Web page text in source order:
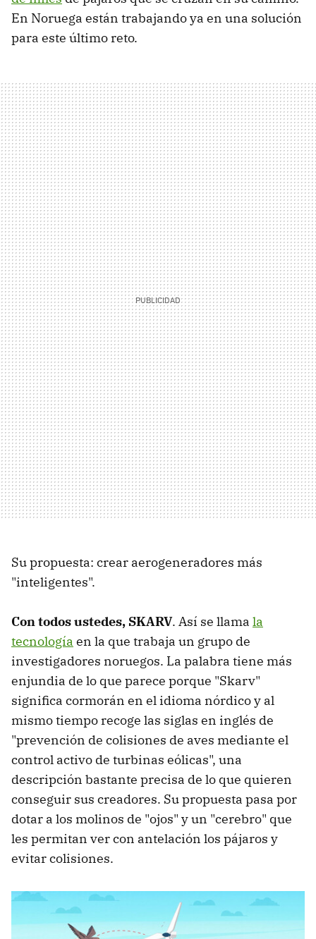
En Noruega están trabajando ya en una solución
para este último reto.
Su propuesta: crear aerogeneradores más
"inteligentes".
Con todos ustedes, SKARV. Así se llama la
tecnología en la que trabaja un grupo de
investigadores noruegos. La palabra tiene más
enjundia de lo que parece porque "Skarv"
significa cormorán en el idioma nórdico y al
mismo tiempo recoge las siglas en inglés de
"prevención de colisiones de aves mediante el
control activo de turbinas eólicas", una
descripción bastante precisa de lo que quieren
conseguir sus creadores. Su propuesta pasa por
dotar a los molinos de "ojos" y un "cerebro" que
les permitan ver con antelación los pájaros y
evitar colisiones.